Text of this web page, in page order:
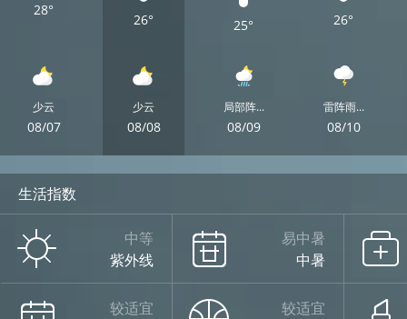
28°
少云
08/07
26°
少云
08/08
25°
局部阵...
08/09
26°
雷阵雨...
08/10
周五
阵雨
生活指数
中等
紫外线
易中暑
中暑
较适宜
较适宜